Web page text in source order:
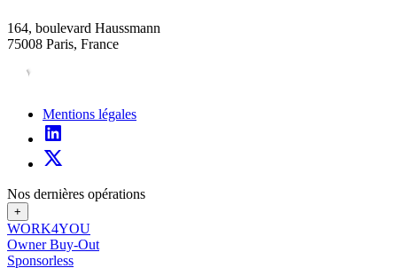
164, boulevard Haussmann
75008 Paris, France
Mentions légales
Nos dernières opérations
+
WORK4YOU
Owner Buy-Out
Sponsorless